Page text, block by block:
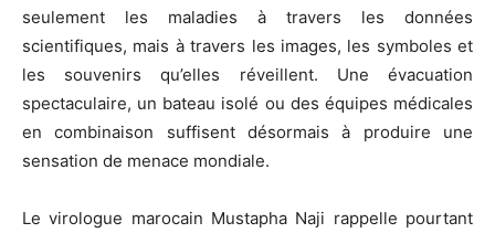
seulement les maladies à travers les données
scientifiques, mais à travers les images, les symboles et
les souvenirs qu’elles réveillent. Une évacuation
spectaculaire, un bateau isolé ou des équipes médicales
en combinaison suffisent désormais à produire une
sensation de menace mondiale.
Le virologue marocain Mustapha Naji rappelle pourtant